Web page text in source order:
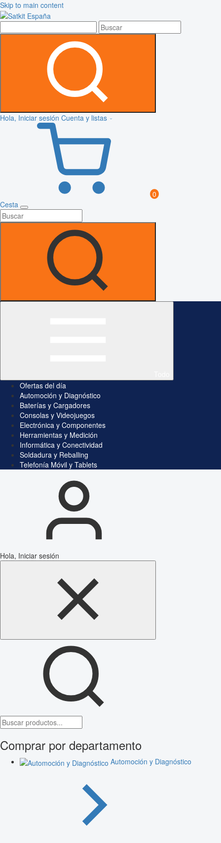
Skip to main content
Hola, Iniciar sesión Cuenta y listas
0
Cesta
Ofertas del día
Automoción y Diagnóstico
Baterías y Cargadores
Consolas y Videojuegos
Electrónica y Componentes
Herramientas y Medición
Informática y Conectividad
Soldadura y Reballing
Telefonía Móvil y Tablets
Hola, Iniciar sesión
Comprar por departamento
Automoción y Diagnóstico